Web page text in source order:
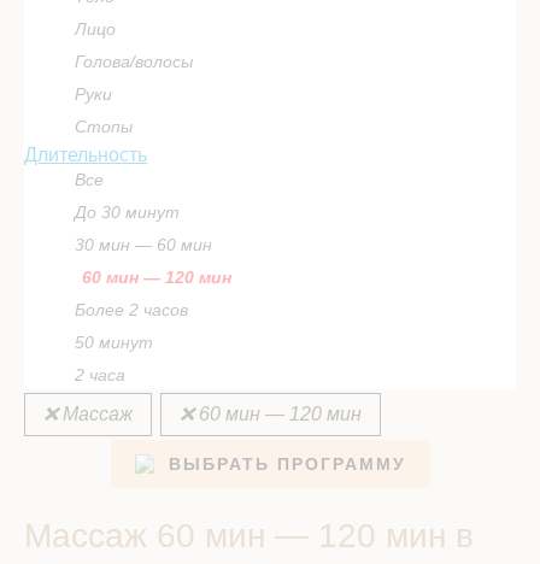
Лицо
Голова/волосы
Руки
Стопы
Длительность
Все
До 30 минут
30 мин — 60 мин
60 мин — 120 мин
Более 2 часов
50 минут
2 часа
❌ Массаж ❌ 60 мин — 120 мин
ВЫБРАТЬ ПРОГРАММУ
Массаж 60 мин — 120 мин в